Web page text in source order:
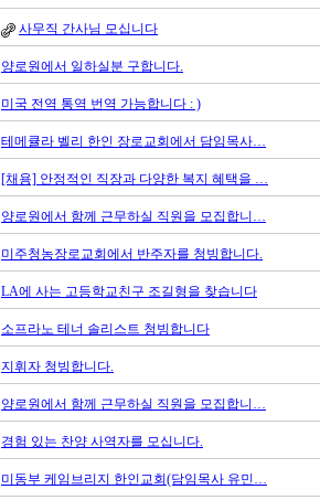
사무직 간사님 모십니다
양로원에서 일하실분 구합니다.
미국 전역 통역 번역 가능합니다 : )
테메큘라 벨리 한인 장로교회에서 담임목사…
[채용] 안정적인 직장과 다양한 복지 혜택을 …
양로원에서 함께 근무하실 직원을 모집합니…
미주청농장로교회에서 반주자를 청빙합니다.
LA에 사는 고등학교친구 조길형을 찾습니다
소프라노 테너 솔리스트 청빙합니다
지휘자 청빙합니다.
양로원에서 함께 근무하실 직원을 모집합니…
경험 있는 찬양 사역자를 모십니다.
미동부 케임브리지 한인교회(담임목사 유민…